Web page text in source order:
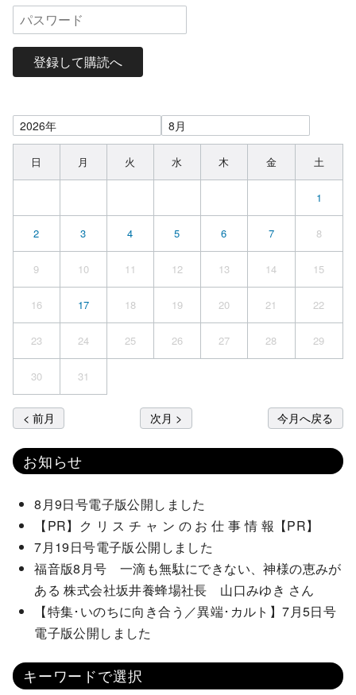
登録して購読へ
日 月 火 水 木 金 土
1
2 3 4 5 6 7 8
9 10 11 12 13 14 15
16 17 18 19 20 21 22
23 24 25 26 27 28 29
30 31
< 前月 次月 > 今月へ戻る
お知らせ
8月9日号電子版公開しました
【PR】ク リ ス チ ャ ン の お 仕 事 情 報【PR】
7月19日号電子版公開しました
福音版8月号 一滴も無駄にできない、神様の恵みが
ある 株式会社坂井養蜂場社長 山口みゆき さん
【特集･いのちに向き合う／異端･カルト】7月5日号
電子版公開しました
キーワードで選択